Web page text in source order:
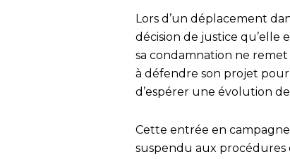
Lors d’un déplacement
décision de justice qu’elle
sa condamnation ne
à défendre son projet
d’espérer une évolution
Cette entrée en
suspendu aux procédures